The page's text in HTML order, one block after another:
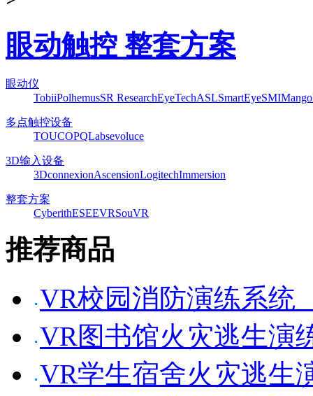
眼动触控 整套方案
眼动仪
TobiiPolhemusSR ResearchEyeTechASLSmartEyeSMI
多点触控设备
TOUCOPQLabsevoluce
3D输入设备
3DconnexionAscensionLogitechImmersion
整套方案
CyberithESEEVRSouVR
推荐商品
VR校园消防演练系统
VR图书馆火灾逃生演
VR学生宿舍火灾逃生